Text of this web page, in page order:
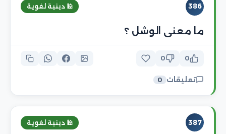
386 🕌 دينية لغوية
ما معنى الوشل ؟
0
0
تعليقات 0
387 🕌 دينية لغوية